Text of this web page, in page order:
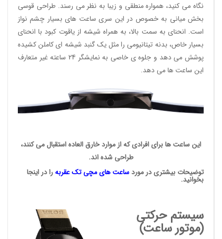
نگاه می کنید، همواره منطقی و زیبا به نظر می رسند. طراحی قوسی
بخش میانی به خصوص در این سری ساعت های بسیار چشم نواز
است. انحنای به سمت بالا، به همراه شیشه از یاقوت کبود با انحنای
بسیار خاص، بدنه تیتانیومی را مثل یک گنبد شیشه ای کاملن کشیده
پوشش می دهد و جلوه ی خاصی به نمایشگر 24 ساعته غیر متعارف
این ساعت ها می دهد.
این ساعت ها برای افرادی که از موارد خارق العاده استقبال می کنند،
طراحی شده اند.
توضیحات بیشتری در موردساعت های مچی تک عقربهرا در اینجا
بخوانید.
سیستم حرکتی
(موتور ساعت)